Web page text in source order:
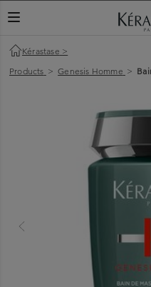
TOGGLE NAVIGATION
Kérastase >
Products > Genesis Homme >